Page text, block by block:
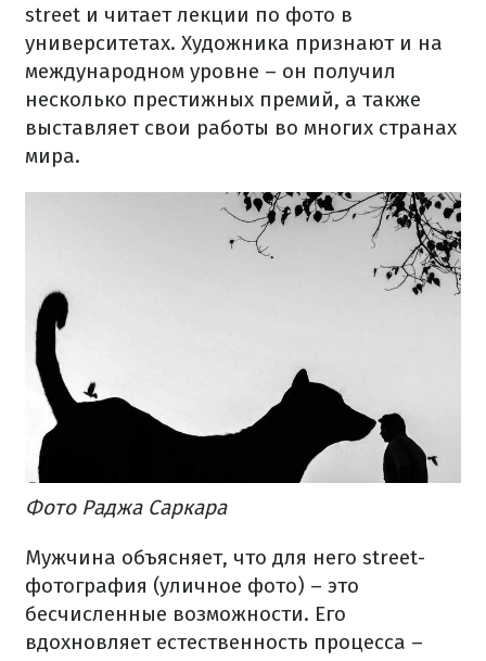
street и читает лекции по фото в
университетах. Художника признают и на
международном уровне – он получил
несколько престижных премий, а также
выставляет свои работы во многих странах
мира.
Фото Раджа Саркара
Мужчина объясняет, что для него street-
фотография (уличное фото) – это
бесчисленные возможности. Его
вдохновляет естественность процесса –